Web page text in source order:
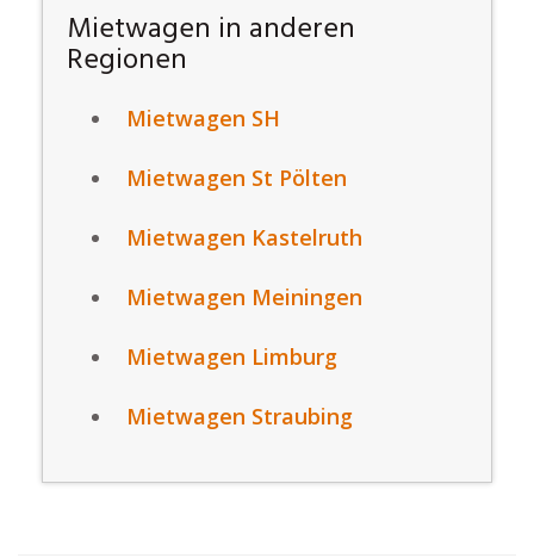
Mietwagen in anderen
Regionen
Mietwagen SH
Mietwagen St Pölten
Mietwagen Kastelruth
Mietwagen Meiningen
Mietwagen Limburg
Mietwagen Straubing